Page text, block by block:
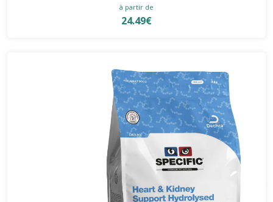
à partir de
24.49€